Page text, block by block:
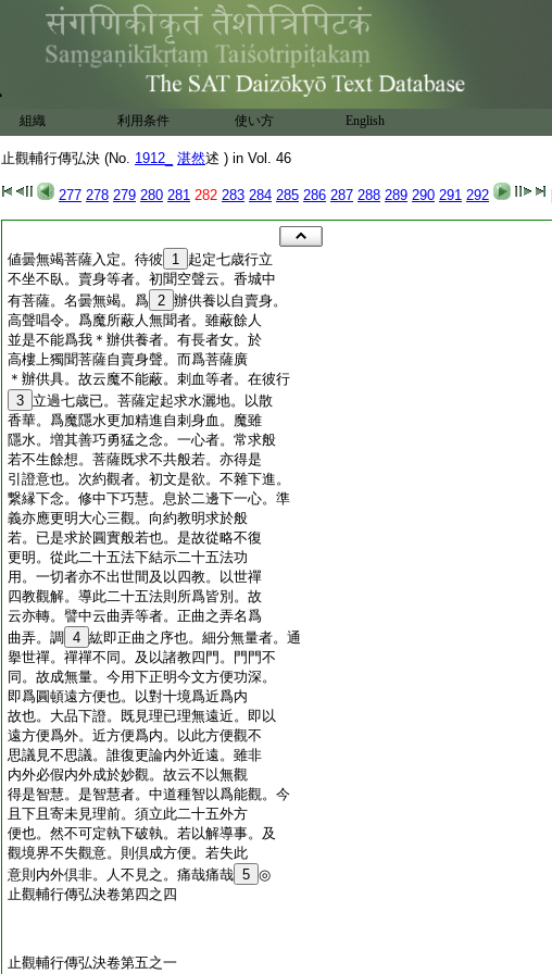
組織 利用条件 使い方 English
止觀輔行傳弘決 (No. 1912_ 湛然述 ) in Vol. 46
277 278 279 280 281 282 283 284 285 286 287 288 289 290 291 292
値曇無竭菩薩入定。待彼 1 起定七歳行立
不坐不臥。賣身等者。初聞空聲云。香城中
有菩薩。名曇無竭。爲 2 辦供養以自賣身。
高聲唱令。爲魔所蔽人無聞者。雖蔽餘人
並是不能爲我＊辦供養者。有長者女。於
高樓上獨聞菩薩自賣身聲。而爲菩薩廣
＊辦供具。故云魔不能蔽。刺血等者。在彼行
3 立過七歳已。菩薩定起求水灑地。以散
香華。爲魔隱水更加精進自刺身血。魔雖
隱水。増其善巧勇猛之念。一心者。常求般
若不生餘想。菩薩既求不共般若。亦得是
引證意也。次約觀者。初文是欲。不雜下進。
繋縁下念。修中下巧慧。息於二邊下一心。準
義亦應更明大心三觀。向約教明求於般
若。已是求於圓實般若也。是故從略不復
更明。從此二十五法下結示二十五法功
用。一切者亦不出世間及以四教。以世禪
四教觀解。導此二十五法則所爲皆別。故
云亦轉。譬中云曲弄等者。正曲之弄名爲
曲弄。調 4 紘即正曲之序也。細分無量者。通
擧世禪。禪禪不同。及以諸教四門。門門不
同。故成無量。今用下正明今文方便功深。
即爲圓頓遠方便也。以對十境爲近爲内
故也。大品下證。既見理已理無遠近。即以
遠方便爲外。近方便爲内。以此方便觀不
思議見不思議。誰復更論内外近遠。雖非
内外必假内外成於妙觀。故云不以無觀
得是智慧。是智慧者。中道種智以爲能觀。今
且下且寄未見理前。須立此二十五外方
便也。然不可定執下破執。若以解導事。及
觀境界不失觀意。則倶成方便。若失此
意則内外倶非。人不見之。痛哉痛哉 5 ◎
止觀輔行傳弘決卷第四之四
止觀輔行傳弘決卷第五之一